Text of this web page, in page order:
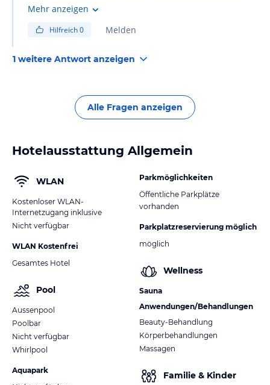
Strand sind es ca 100 bis 150 Meter. Das Hotel liegt in
Stichstrasse am Nachbarhotel vorbei Richtung Strand
allerdings erst nach ca 500 bis 600 Metern. Laut
Mehr anzeigen
Hilfreich0 Melden
1 weitere Antwort anzeigen
Alle Fragen anzeigen
Hotelausstattung Allgemein
WLAN
Kostenloser WLAN-
Internetzugang inklusive
Nicht verfügbar
WLAN Kostenfrei
Gesamtes Hotel
Pool
Aussenpool
Poolbar
Nicht verfügbar
Whirlpool
Aquapark
Parkmöglichkeiten
Öffentliche Parkplätze
vorhanden
Parkplatzreservierung möglich
möglich
Wellness
Sauna
Anwendungen/Behandlungen
Beauty-Behandlung
Körperbehandlungen
Massagen
Familie & Kinder